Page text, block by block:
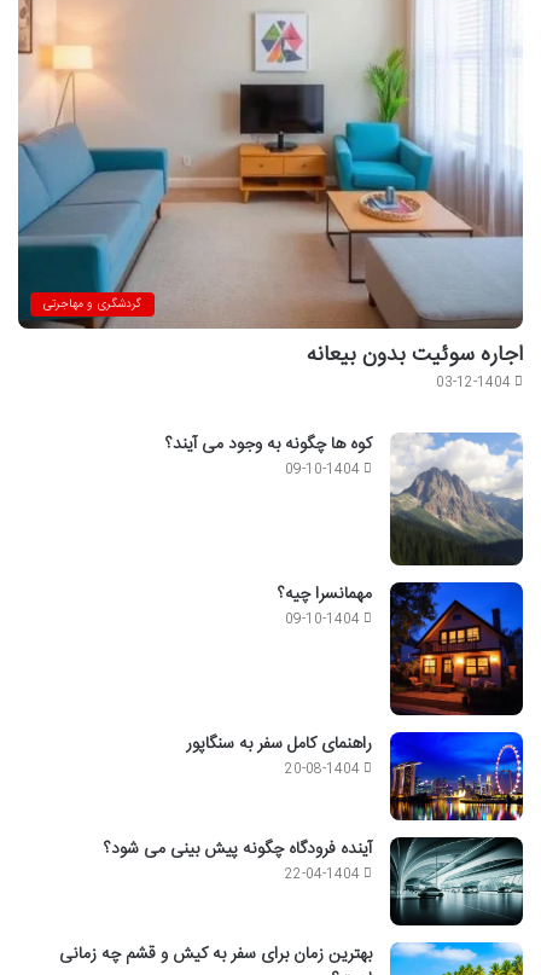
گردشگری و مهاجرتی
اجاره سوئیت بدون بیعانه
03-12-1404
کوه ها چگونه به وجود می آیند؟
09-10-1404
مهمانسرا چیه؟
09-10-1404
راهنمای کامل سفر به سنگاپور
20-08-1404
آینده فرودگاه چگونه پیش بینی می شود؟
22-04-1404
بهترین زمان برای سفر به کیش و قشم چه زمانی